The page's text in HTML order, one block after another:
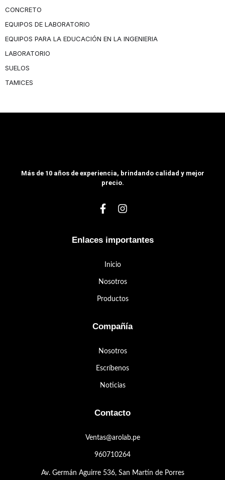
CONCRETO
EQUIPOS DE LABORATORIO
EQUIPOS PARA LA EDUCACIÓN EN LA INGENIERIA
LABORATORIO
SUELOS
TAMICES
Más de 10 años de experiencia, brindando calidad y mejor
precio.
Enlaces importantes
Inicio
Nosotros
Productos
Compañía
Nosotros
Escríbenos
Noticias
Contacto
Ventas@arolab.pe
960710264
Av. Germán Aguirre 536, San Martín de Porres